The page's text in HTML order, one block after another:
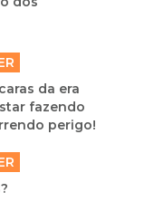
da era
fazendo
perigo!